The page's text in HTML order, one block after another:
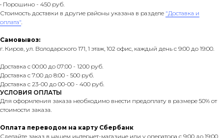
• Порошино - 450 руб.
Стоимость доставки в другие районы указана в разделе "Доставка и
оплата".
Самовывоз:
г. Киров, ул. Володарского 171, 1 этаж, 102 офис, каждый день с 9:00 до 19:00.
Доставка с 00:00 до 07:00 - 1200 руб.
Доставка с 7:00 до 8:00 - 500 руб.
Доставка с 23-00 до 00-00 - 400 руб.
УСЛОВИЯ ОПЛАТЫ
Для оформления заказа необходимо внести предоплату в размере 50% от
стоимости заказа.
Оплата переводом на карту Сбербанк
Сделайте заказ в нашем интернет-магазине или у оператора с 9:00 до 19:00